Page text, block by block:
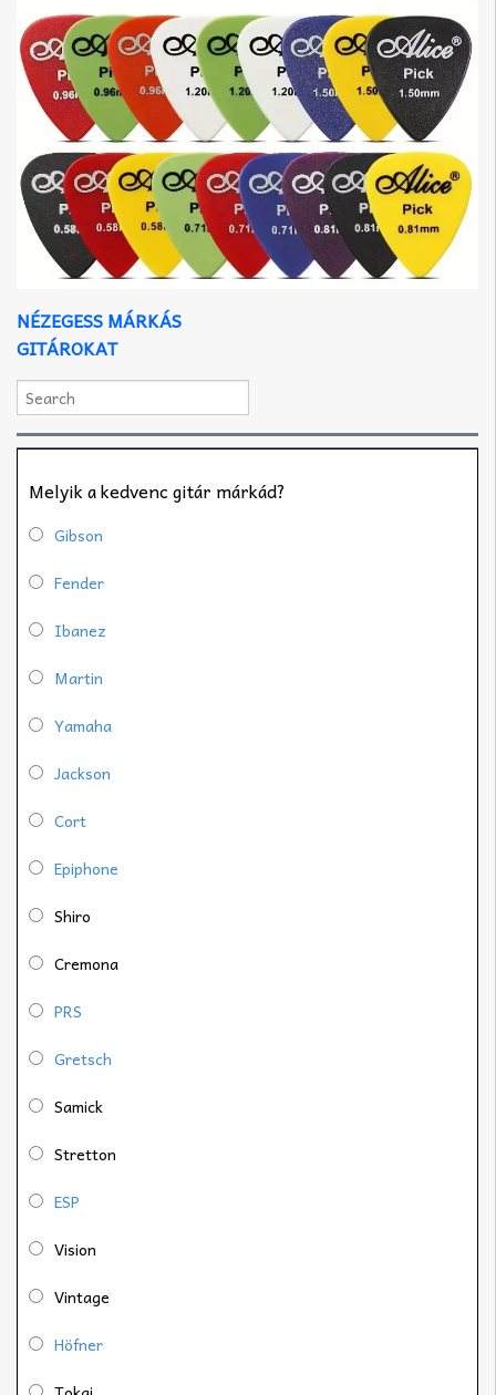
NÉZEGESS MÁRKÁS
GITÁROKAT
Melyik a kedvenc gitár márkád?
Gibson
Fender
Ibanez
Martin
Yamaha
Jackson
Cort
Epiphone
Shiro
Cremona
PRS
Gretsch
Samick
Stretton
ESP
Vision
Vintage
Höfner